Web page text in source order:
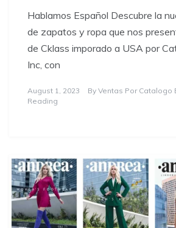
Hablamos Español Descubre la
de zapatos y ropa que nos
de Cklass imporado a USA por
Inc, con
August 1, 2023 By Ventas Por Catalogo
Reading